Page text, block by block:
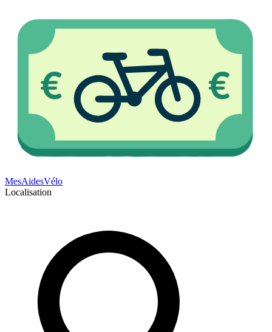
MesAidesVélo
Localisation